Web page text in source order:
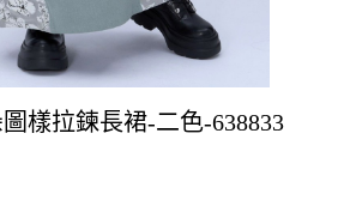
樣拉鍊長裙-二色-638833